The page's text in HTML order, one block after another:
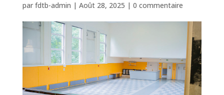
par fdtb-admin | Août 28, 2025 | 0 commentaire